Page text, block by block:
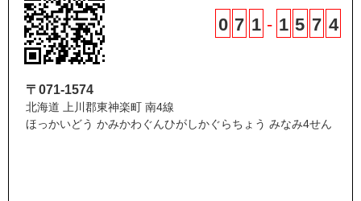
0 7 1 - 1 5 7 4
〒071-1574
北海道 上川郡東神楽町 南4線
ほっかいどう かみかわぐんひがしかぐらちょう みなみ4せん